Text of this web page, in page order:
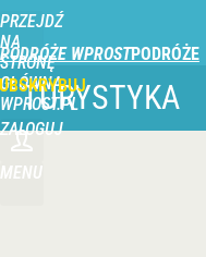
PRZEJDŹ
NA
STRONĘ
GŁÓWNĄ
WPROST.PL
PODRÓŻE WPROST
ZALOGUJ
MENU
TURYSTYKA